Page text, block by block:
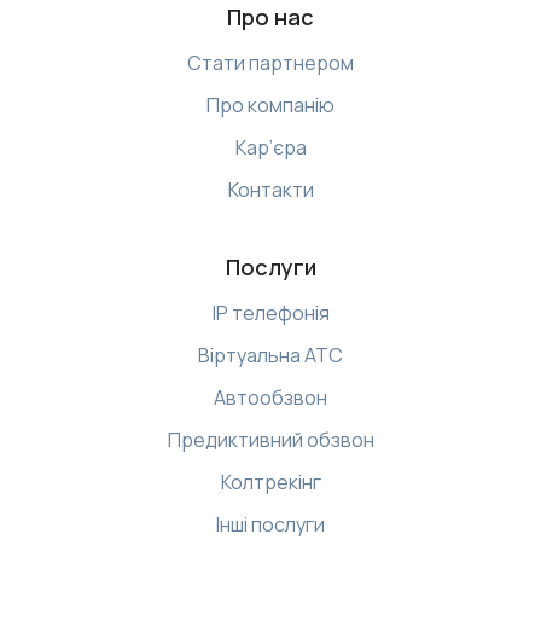
Про нас
Стати партнером
Про компанію
Кар’єра
Контакти
Послуги
IP телефонія
Віртуальна АТС
Автообзвон
Предиктивний обзвон
Колтрекінг
Інші послуги